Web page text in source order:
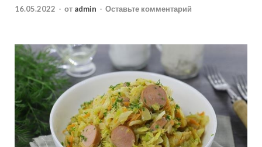
16.05.2022 - от admin - Оставьте комментарий